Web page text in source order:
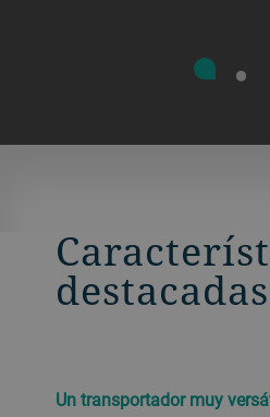
destacadas
Un transportador muy